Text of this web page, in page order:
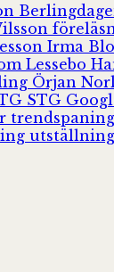
Irma
Lessebo
Örjan
STG
trendspaning
utställning